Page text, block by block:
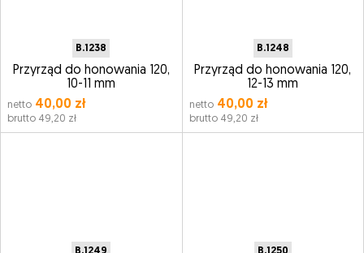
B.1238
Przyrząd do honowania 120,
10-11 mm
netto 40,00 zł
brutto 49,20 zł
B.1248
Przyrząd do honowania 120,
12-13 mm
netto40,00 zł
brutto 49,20 zł